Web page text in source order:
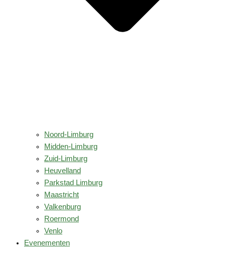
Noord-Limburg
Midden-Limburg
Zuid-Limburg
Heuvelland
Parkstad Limburg
Maastricht
Valkenburg
Roermond
Venlo
Evenementen